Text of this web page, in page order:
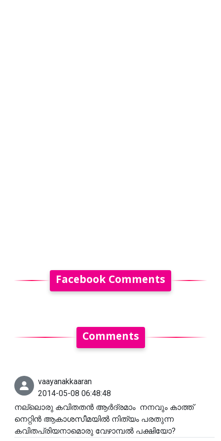
Facebook Comments
Comments
vaayanakkaaran
2014-05-08 06:48:48
നല്ലൊരു കവിതതൻ ആർദ്രമാം നനവും കാത്ത്
നെറ്റിൻ ആകാശസീമയിൽ നിത്യം പരതുന്ന
കവിതപ്രിയനാമൊരു വേഴാമ്പൽ പക്ഷിയോ?